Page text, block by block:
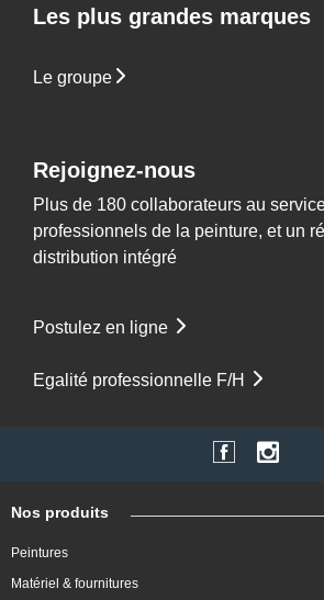
Les plus grandes marques
Le groupe
Rejoignez-nous
Plus de 180 collaborateurs au
professionnels de la peinture, et un
distribution intégré
Postulez en ligne
Egalité professionnelle F/H
Nos produits
Peintures
Matériel & fournitures